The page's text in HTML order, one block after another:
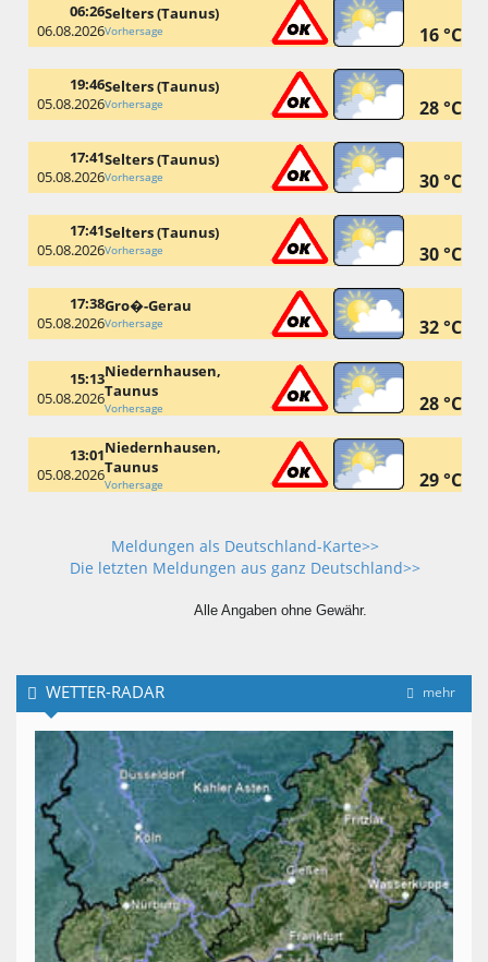
06:26
06.08.2026
Selters (Taunus)
Vorhersage 16 °C
19:46
05.08.2026
Selters (Taunus)
Vorhersage 28 °C
17:41
05.08.2026
Selters (Taunus)
Vorhersage 30 °C
17:41
05.08.2026
Selters (Taunus)
Vorhersage 30 °C
17:38
05.08.2026
Gro�-Gerau
Vorhersage 32 °C
15:13
05.08.2026
Niedernhausen,
Taunus
Vorhersage 28 °C
13:01
05.08.2026
Niedernhausen,
Taunus
Vorhersage 29 °C
Meldungen als Deutschland-Karte>>
Die letzten Meldungen aus ganz Deutschland>>
Alle Angaben ohne Gewähr.
mehr
WETTER-RADAR